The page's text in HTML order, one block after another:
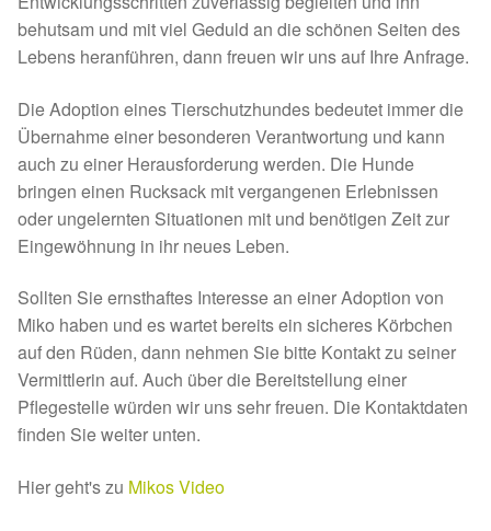
Wichtige Gedanken vor der Adoption
Sicherheitsgeschirr
Mittelmeerkrankheiten
Leishmaniose
Qualzucht bei Hunden
Sonderfarben bei Hunden
Zwingerhusten
Ablauf Adoption
Info Broschüre – SALVA Hundehilfe e.V.
behutsam und mit viel Geduld an die schönen Seiten des
Lebens heranführen, dann freuen wir uns auf Ihre Anfrage.
Die Adoption eines Tierschutzhundes bedeutet immer die
Übernahme einer besonderen Verantwortung und kann
auch zu einer Herausforderung werden. Die Hunde
bringen einen Rucksack mit vergangenen Erlebnissen
oder ungelernten Situationen mit und benötigen Zeit zur
Eingewöhnung in ihr neues Leben.
Sollten Sie ernsthaftes Interesse an einer Adoption von
Miko haben und es wartet bereits ein sicheres Körbchen
auf den Rüden, dann nehmen Sie bitte Kontakt zu seiner
Vermittlerin auf. Auch über die Bereitstellung einer
Pflegestelle würden wir uns sehr freuen. Die Kontaktdaten
finden Sie weiter unten.
Hier geht's zu Mikos Video